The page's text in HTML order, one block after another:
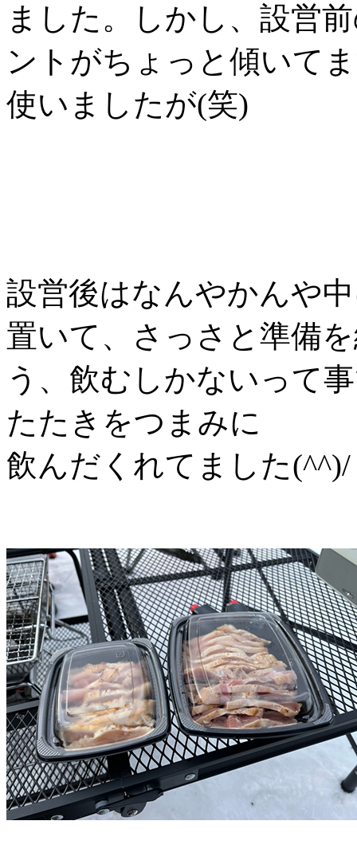
ました。しかし、設営
ントがちょっと傾いて
使いましたが(笑)
設営後はなんやかんや
置いて、さっさと準備
う、飲むしかないって
たたきをつまみに
飲んだくれてました(^^)/